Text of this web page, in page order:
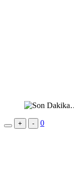
+ - 0